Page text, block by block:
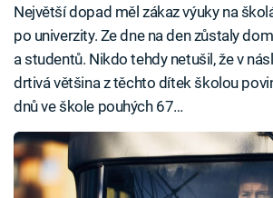
Největší dopad měl zákaz výuky na
po univerzity. Ze dne na den zůstaly
a studentů. Nikdo tehdy netušil, že v
drtivá většina z těchto dítek školou
dnů ve škole pouhých 67…